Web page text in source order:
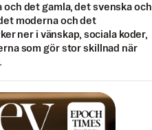
och det gamla, det svenska och
moderna och det
ner i vänskap, sociala koder,
som gör stor skillnad när